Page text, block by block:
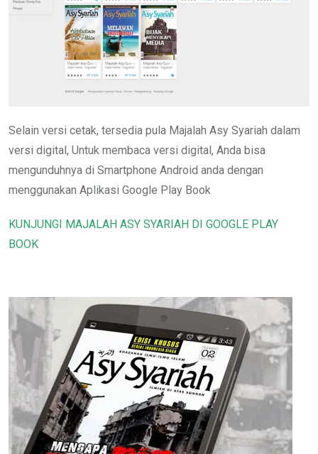
Selain versi cetak, tersedia pula Majalah Asy Syariah dalam
versi digital, Untuk membaca versi digital, Anda bisa
mengunduhnya di Smartphone Android anda dengan
menggunakan Aplikasi Google Play Book
KUNJUNGI MAJALAH ASY SYARIAH DI GOOGLE PLAY
BOOK